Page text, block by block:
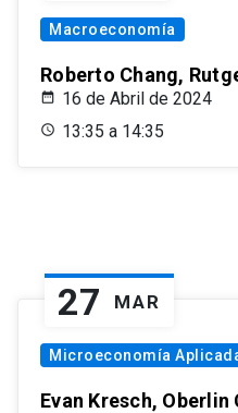
Macroeconomía
Roberto Chang,
16 de Abril de 2024
13:35 a 14:35
27 MAR
Microeconomía
Evan Kresch, Oberlin